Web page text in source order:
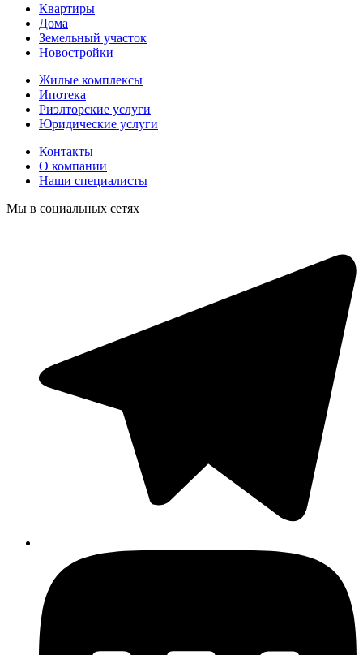
Квартиры
Дома
Земельный участок
Новостройки
Жилые комплексы
Ипотека
Риэлторские услуги
Юридические услуги
Контакты
О компании
Наши специалисты
Мы в социальных сетях